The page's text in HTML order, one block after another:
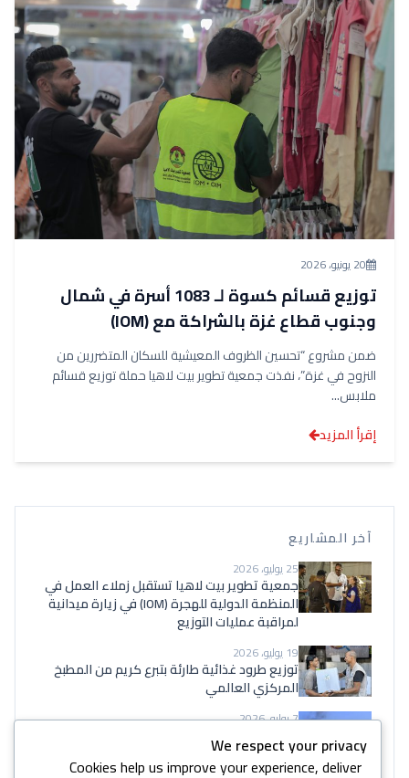
20 يونيو، 2026
توزيع قسائم كسوة لـ 1083 أسرة في شمال
وجنوب قطاع غزة بالشراكة مع (IOM)
ضمن مشروع “تحسين الظروف المعيشية للسكان المتضررين من
النزوح في غزة”، نفذت جمعية تطوير بيت لاهيا حملة توزيع قسائم
ملابس...
إقرأ المزيد
آخر المشاريع
25 يوليو، 2026
جمعية تطوير بيت لاهيا تستقبل زملاء العمل في
المنظمة الدولية للهجرة (IOM) في زيارة ميدانية
لمراقبة عمليات التوزيع
19 يوليو، 2026
توزيع طرود غذائية طارئة بتبرع كريم من المطبخ
المركزي العالمي
7 يوليو، 2026
للنزوح بالشراكة مع (IOM)
We respect your privacy
Cookies help us improve your experience, deliver